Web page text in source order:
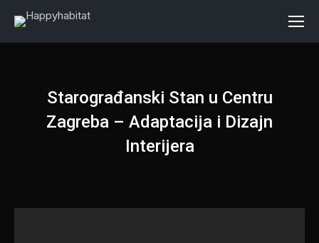
Starograđanski Stan u Centru
Zagreba – Adaptacija i Dizajn
Interijera